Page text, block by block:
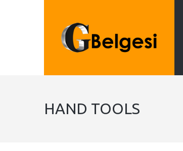
HAND TOOLS